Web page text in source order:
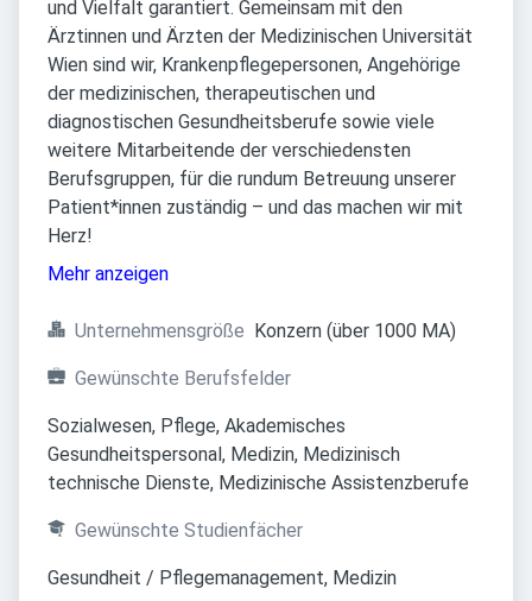
und Vielfalt garantiert. Gemeinsam mit den
Ärztinnen und Ärzten der Medizinischen Universität
Wien sind wir, Krankenpflegepersonen, Angehörige
der medizinischen, therapeutischen und
diagnostischen Gesundheitsberufe sowie viele
weitere Mitarbeitende der verschiedensten
Berufsgruppen, für die rundum Betreuung unserer
Patient*innen zuständig – und das machen wir mit
Herz!
Mehr anzeigen
Unternehmensgröße Konzern (über 1000 MA)
Gewünschte Berufsfelder
Sozialwesen, Pflege, Akademisches
Gesundheitspersonal, Medizin, Medizinisch
technische Dienste, Medizinische Assistenzberufe
Gewünschte Studienfächer
Gesundheit / Pflegemanagement, Medizin